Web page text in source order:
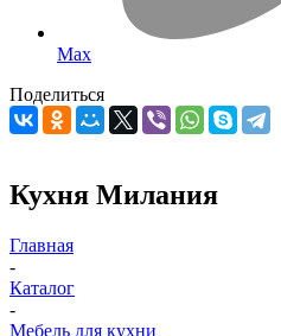
Max
Поделиться
Кухня Милания
Главная
-
Каталог
-
Мебель для кухни